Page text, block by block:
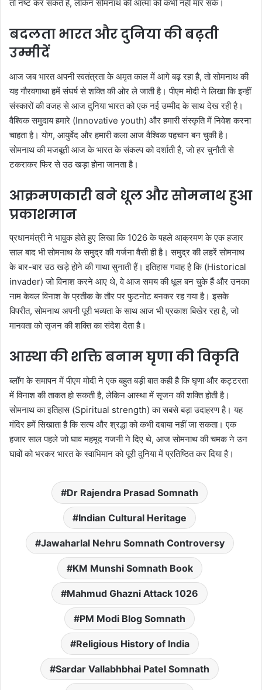
तो नष्ट कर सकते हैं, लेकिन सोमनाथ की आत्मा को कभी नहीं मार सके।
बदलता भारत और दुनिया की बढ़ती
उम्मीदें
आज जब भारत अपनी स्वतंत्रता के अमृत काल में आगे बढ़ रहा है, तो सोमनाथ की
यह गौरवगाथा हमें संघर्ष से शक्ति की ओर ले जाती है। पीएम मोदी ने लिखा कि इन्हीं
संस्कारों की वजह से आज दुनिया भारत को एक नई उम्मीद के साथ देख रही है।
वैश्विक समुदाय हमारे (Innovative youth) और हमारी संस्कृति में निवेश करना
चाहता है। योग, आयुर्वेद और हमारी कला आज वैश्विक पहचान बन चुकी है।
सोमनाथ की मजबूती आज के भारत के संकल्प को दर्शाती है, जो हर चुनौती से
टकराकर फिर से उठ खड़ा होना जानता है।
आक्रमणकारी बने धूल और सोमनाथ हुआ
प्रकाशमान
प्रधानमंत्री ने भावुक होते हुए लिखा कि 1026 के पहले आक्रमण के एक हजार
साल बाद भी सोमनाथ के समुद्र की गर्जना वैसी ही है। समुद्र की लहरें सोमनाथ
के बार-बार उठ खड़े होने की गाथा सुनाती हैं। इतिहास गवाह है कि (Historical
invader) जो विनाश करने आए थे, वे आज समय की धूल बन चुके हैं और उनका
नाम केवल विनाश के प्रतीक के तौर पर फुटनोट बनकर रह गया है। इसके
विपरीत, सोमनाथ अपनी पूरी भव्यता के साथ आज भी प्रकाश बिखेर रहा है, जो
मानवता को सृजन की शक्ति का संदेश देता है।
आस्था की शक्ति बनाम घृणा की विकृति
ब्लॉग के समापन में पीएम मोदी ने एक बहुत बड़ी बात कही है कि घृणा और कट्टरता
में विनाश की ताकत हो सकती है, लेकिन आस्था में सृजन की शक्ति होती है।
सोमनाथ का इतिहास (Spiritual strength) का सबसे बड़ा उदाहरण है। यह
मंदिर हमें सिखाता है कि सत्य और श्रद्धा को कभी दबाया नहीं जा सकता। एक
हजार साल पहले जो घाव महमूद गजनी ने दिए थे, आज सोमनाथ की चमक ने उन
घावों को भरकर भारत के स्वाभिमान को पूरी दुनिया में प्रतिष्ठित कर दिया है।
Dr Rajendra Prasad Somnath
Indian Cultural Heritage
Jawaharlal Nehru Somnath Controversy
KM Munshi Somnath Book
Mahmud Ghazni Attack 1026
PM Modi Blog Somnath
Religious History of India
Sardar Vallabhbhai Patel Somnath